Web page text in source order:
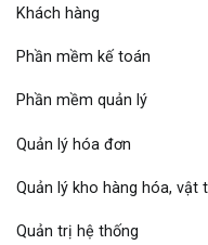
Khách hàng
Phần mềm kế toán
Phần mềm quản lý
Quản lý hóa đơn
Quản lý kho hàng hóa, vật
Quản trị hệ thống